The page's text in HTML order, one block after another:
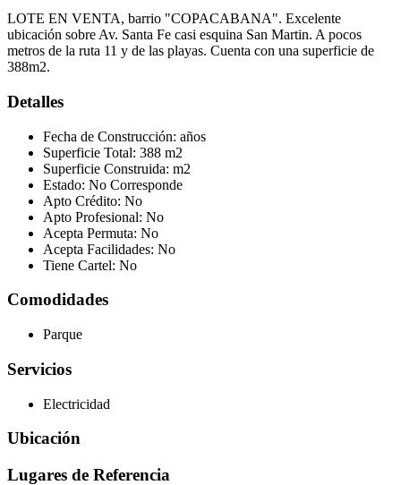
LOTE EN VENTA, barrio "COPACABANA". Excelente
ubicación sobre Av. Santa Fe casi esquina San Martin. A pocos
metros de la ruta 11 y de las playas. Cuenta con una superficie de
388m2.
Detalles
Fecha de Construcción: años
Superficie Total: 388 m2
Superficie Construida: m2
Estado: No Corresponde
Apto Crédito: No
Apto Profesional: No
Acepta Permuta: No
Acepta Facilidades: No
Tiene Cartel: No
Comodidades
Parque
Servicios
Electricidad
Ubicación
Lugares de Referencia